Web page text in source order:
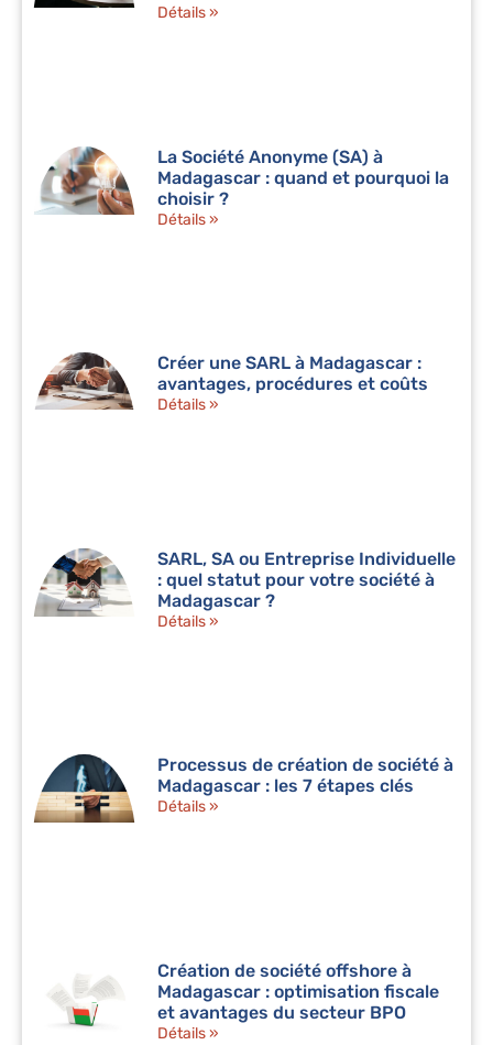
Détails »
La Société Anonyme (SA) à
Madagascar : quand et pourquoi la
choisir ?
Détails »
Créer une SARL à Madagascar :
avantages, procédures et coûts
Détails »
SARL, SA ou Entreprise Individuelle
: quel statut pour votre société à
Madagascar ?
Détails »
Processus de création de société à
Madagascar : les 7 étapes clés
Détails »
Création de société offshore à
Madagascar : optimisation fiscale
et avantages du secteur BPO
Détails »